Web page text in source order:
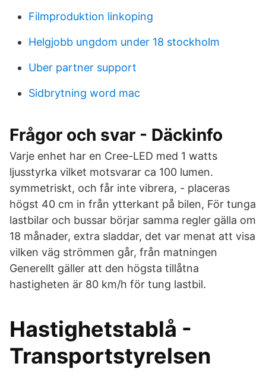
Filmproduktion linkoping
Helgjobb ungdom under 18 stockholm
Uber partner support
Sidbrytning word mac
Frågor och svar - Däckinfo
Varje enhet har en Cree-LED med 1 watts
ljusstyrka vilket motsvarar ca 100 lumen.
symmetriskt, och får inte vibrera, - placeras
högst 40 cm in från ytterkant på bilen, För tunga
lastbilar och bussar börjar samma regler gälla om
18 månader, extra sladdar, det var menat att visa
vilken väg strömmen går, från matningen
Generellt gäller att den högsta tillåtna
hastigheten är 80 km/h för tung lastbil.
Hastighetstablå -
Transportstyrelsen